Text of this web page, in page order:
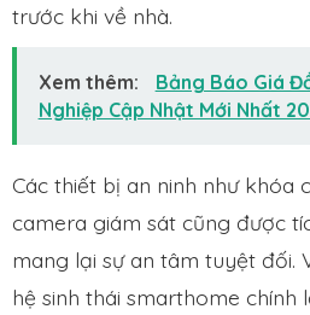
trước khi về nhà.
Xem thêm:
Bảng Báo Giá
Nghiệp Cập Nhật Mới Nhất
Các thiết bị an ninh như khóa
camera giám sát cũng được
mang lại sự an tâm tuyệt đối.
hệ sinh thái smarthome